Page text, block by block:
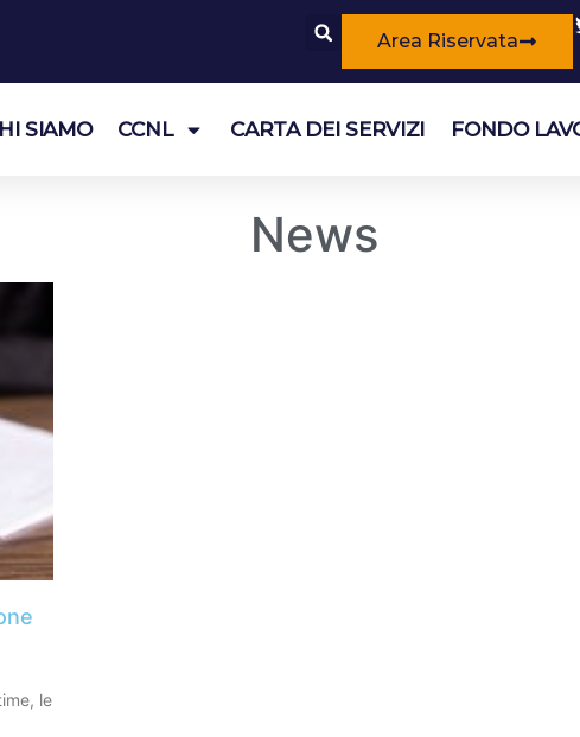
Area Riservata
SIAMO CCNL CARTA DEI SERVIZI FONDO
News
le